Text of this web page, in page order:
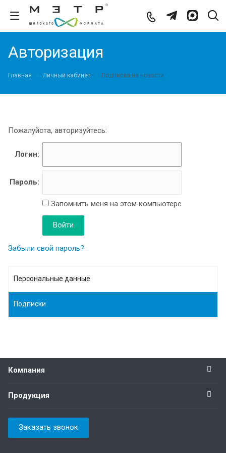
Авторизация
Главная Личный кабинет Подписка на новости
Пожалуйста, авторизуйтесь:
Логин:
Пароль:
Запомнить меня на этом компьютере
Забыли свой пароль?
Персональные данные
Подписки
Компания
Продукция
Заказать звонок